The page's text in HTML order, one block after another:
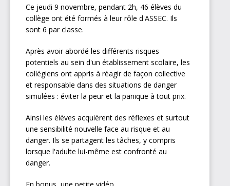
Ce jeudi 9 novembre, pendant 2h, 46 élèves du
collège ont été formés à leur rôle d'ASSEC. Ils
sont 6 par classe.
Après avoir abordé les différents risques
potentiels au sein d'un établissement scolaire, les
collégiens ont appris à réagir de façon collective
et responsable dans des situations de danger
simulées : éviter la peur et la panique à tout prix.
Ainsi les élèves acquièrent des réflexes et surtout
une sensibilité nouvelle face au risque et au
danger. Ils se partagent les tâches, y compris
lorsque l'adulte lui-même est confronté au
danger.
En bonus, une petite vidéo,